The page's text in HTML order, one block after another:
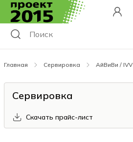
Главная Сервировка АйВиВи / IVV
Сервировка
Скачать прайс-лист